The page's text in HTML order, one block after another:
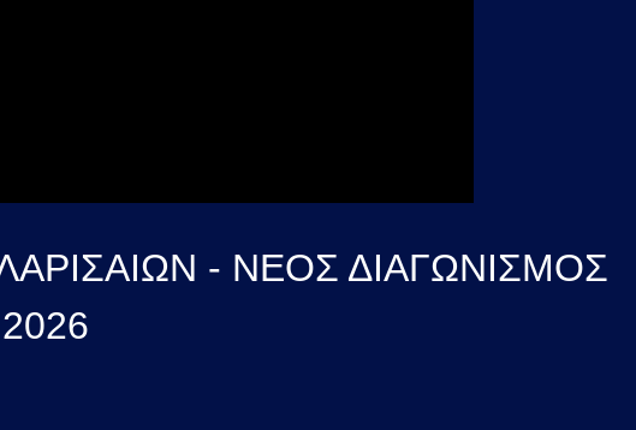
- ΝΕΟΣ ΔΙΑΓΩΝΙΣΜΟΣ